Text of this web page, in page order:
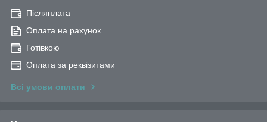
Післяплата
Оплата на рахунок
Готівкою
Оплата за реквізитами
Всі умови оплати